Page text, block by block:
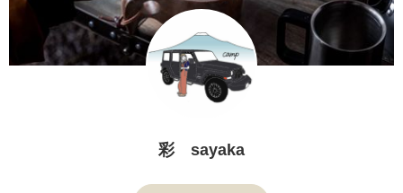
彩 sayaka